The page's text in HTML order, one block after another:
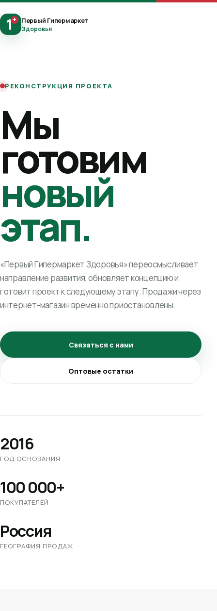
1+ Первый Гипермаркет
Здоровья
РЕКОНСТРУКЦИЯ ПРОЕКТА
Мы
готовим
новый
этап.
«Первый Гипермаркет Здоровья» переосмысливает
направление развития, обновляет концепцию и
готовит проект к следующему этапу. Продажи через
интернет-магазин временно приостановлены.
Связаться с нами
Оптовые остатки
2016
ГОД ОСНОВАНИЯ
100 000+
ПОКУПАТЕЛЕЙ
Россия
ГЕОГРАФИЯ ПРОДАЖ